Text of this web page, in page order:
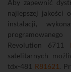
Aby zapewnić
najlepszej jakości
instalacji,
programowanego
Revolution 6711
satelitarnych
tdx-481 R81621 .